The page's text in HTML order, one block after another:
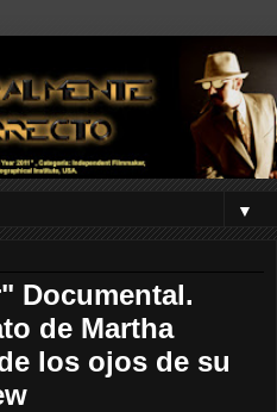
▼
Documental.
de Martha
los ojos de su